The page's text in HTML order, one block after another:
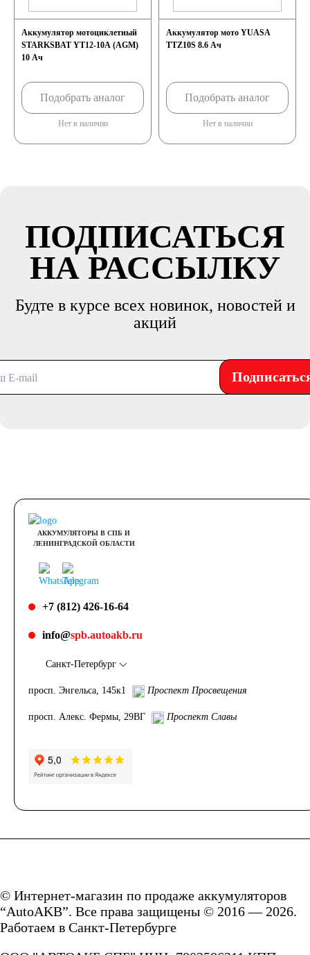
Аккумулятор мотоциклетный
STARKSBAT YT12-10A (AGM)
10 Ач
Подобрать аналог
Нет в наличии
Аккумулятор мото YUASA
TTZ10S 8.6 Ач
Подобрать аналог
Нет в наличии
ПОДПИСАТЬСЯ
НА РАССЫЛКУ
Будте в курсе всех новинок, новостей и
акций
АККУМУЛЯТОРЫ В СПБ И
ЛЕНИНГРАДСКОЙ ОБЛАСТИ
+7 (812) 426-16-64
info@spb.autoakb.ru
Санкт-Петербург
просп. Энгельса, 145к1 Проспект Просвещения
просп. Алекс. Фермы, 29ВГ Проспект Славы
© Интернет-магазин по продаже аккумуляторов
“AutoAKB”. Все права защищены © 2016 — 2026.
Работаем в Санкт-Петербурге